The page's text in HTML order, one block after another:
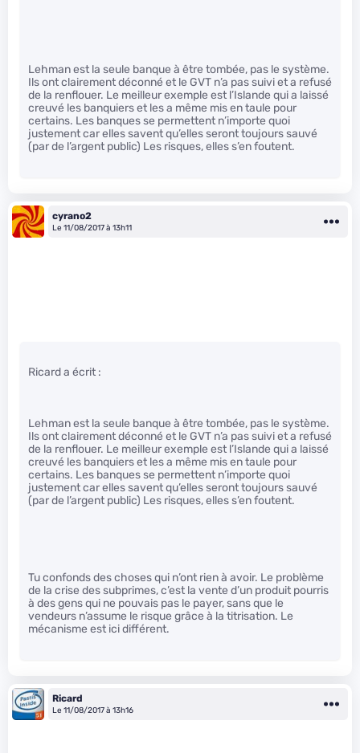
Lehman est la seule banque à être tombée, pas le système.
Ils ont clairement déconné et le GVT n’a pas suivi et a refusé
de la renflouer. Le meilleur exemple est l’Islande qui a laissé
creuvé les banquiers et les a même mis en taule pour
certains. Les banques se permettent n’importe quoi
justement car elles savent qu’elles seront toujours sauvé
(par de l’argent public) Les risques, elles s’en foutent.
cyrano2
Le 11/08/2017 à 13h11
Ricard a écrit :
Lehman est la seule banque à être tombée, pas le système.
Ils ont clairement déconné et le GVT n’a pas suivi et a refusé
de la renflouer. Le meilleur exemple est l’Islande qui a laissé
creuvé les banquiers et les a même mis en taule pour
certains. Les banques se permettent n’importe quoi
justement car elles savent qu’elles seront toujours sauvé
(par de l’argent public) Les risques, elles s’en foutent.
Tu confonds des choses qui n’ont rien à avoir. Le problème
de la crise des subprimes, c’est la vente d’un produit pourris
à des gens qui ne pouvais pas le payer, sans que le
vendeurs n’assume le risque grâce à la titrisation. Le
mécanisme est ici différent.
Ricard
Le 11/08/2017 à 13h16